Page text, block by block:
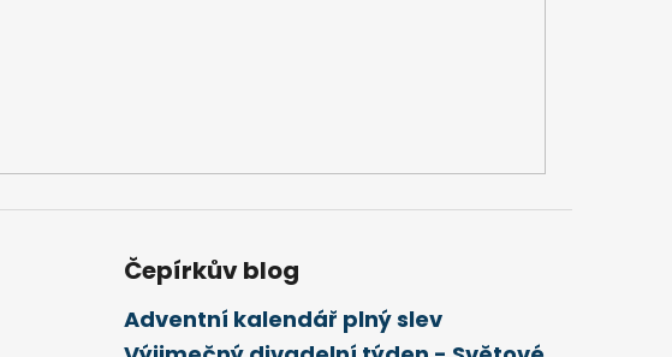
Čepírkův blog
Adventní kalendář plný slev